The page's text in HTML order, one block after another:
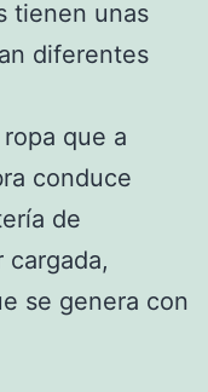
tienen unas
diferentes
que a
conduce
de
cargada,
se genera con